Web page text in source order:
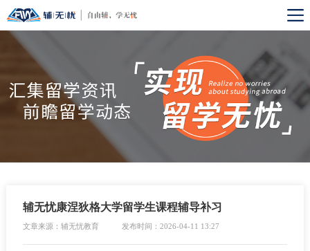
辅无忧康涅狄格大学留学生课程辅导补习
文章来源：辅无忧教育 发布时间：2026-04-11 13:27